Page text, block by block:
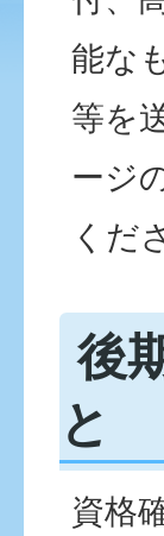
能な
等を
ージ
くだ
後
と
資格